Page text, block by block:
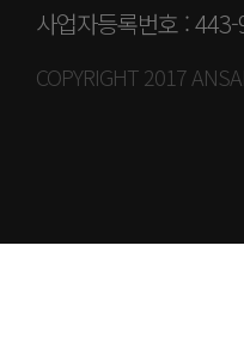
사업자등록번호 :
COPYRIGHT 2017